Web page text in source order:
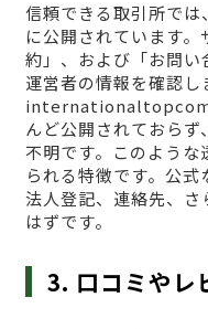
信頼できる取引所で
に公開されています
約」、および「お問い
運営者の情報を確認し
んど公開されておら
不明です。このよう
られる特徴です。公
法人登記、連絡先、さ
はずです。
3. 口コミやレ